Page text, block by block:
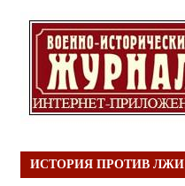
ИСТОРИЯ ПРОТИВ ЛЖИ